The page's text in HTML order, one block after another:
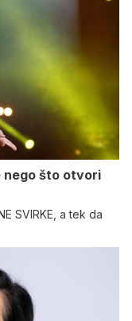
nego što otvori
SVIRKE, a tek da